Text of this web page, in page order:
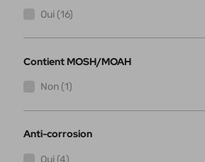
Oui (16)
Contient MOSH/MOAH
Non (1)
Anti-corrosion
Oui (4)